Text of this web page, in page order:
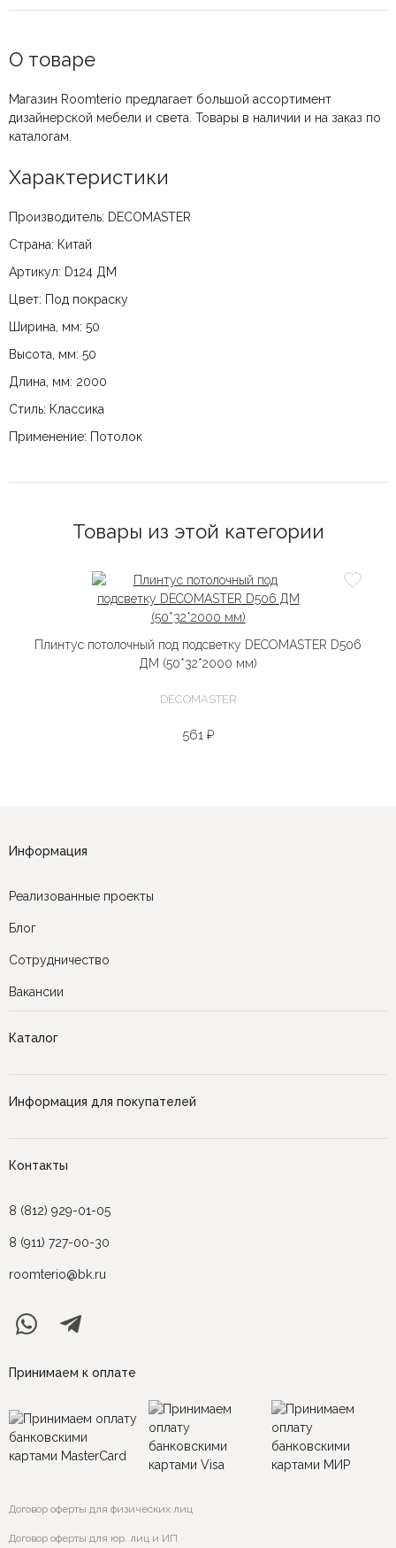
О товаре
Магазин Roomterio предлагает большой ассортимент
дизайнерской мебели и света. Товары в наличии и на заказ по
каталогам.
Характеристики
Производитель: DECOMASTER
Страна: Китай
Артикул: D124 ДМ
Цвет: Под покраску
Ширина, мм: 50
Высота, мм: 50
Длина, мм: 2000
Стиль: Классика
Применение: Потолок
Товары из этой категории
Плинтус потолочный под подсветку DECOMASTER D506
ДМ (50*32*2000 мм)
DECOMASTER
561 ₽
Информация
Реализованные проекты
Блог
Сотрудничество
Вакансии
Каталог
Информация для покупателей
Контакты
8 (812) 929-01-05
8 (911) 727-00-30
roomterio@bk.ru
Принимаем к оплате
Договор оферты для физических лиц
Договор оферты для юр. лиц и ИП